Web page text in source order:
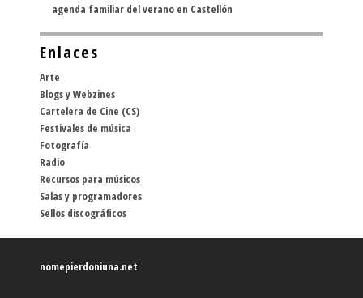
agenda familiar del verano en Castellón
Enlaces
Arte
Blogs y Webzines
Cartelera de Cine (CS)
Festivales de música
Fotografía
Radio
Recursos para músicos
Salas y programadores
Sellos discográficos
nomepierdoniuna.net